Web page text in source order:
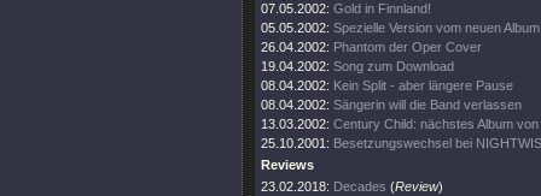
07.05.2002: Gold in Finnland!
05.05.2002: Spezielle Version vom neuen Album
26.04.2002: Phantom der Oper Cover
19.04.2002: Song zum Download
08.04.2002: Kein Split - aber längere Pause
08.04.2002: Sängerin will die Band verlassen
13.03.2002: Century Child: nächstes Album
25.10.2001: Besetzungswechsel bei
Reviews
23.02.2018: Decades (Review)